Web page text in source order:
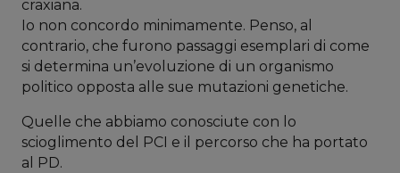
craxiana.
Io non concordo minimamente. Penso, al
contrario, che furono passaggi esemplari di come
si determina un’evoluzione di un organismo
politico opposta alle sue mutazioni genetiche.
Quelle che abbiamo conosciute con lo
scioglimento del PCI e il percorso che ha portato
al PD.